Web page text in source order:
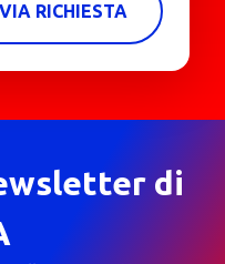
RICHIESTA
di